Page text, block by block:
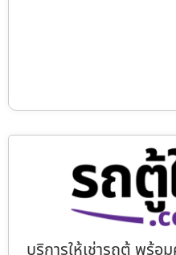
บริการให้เช่ารถตู้ พร้